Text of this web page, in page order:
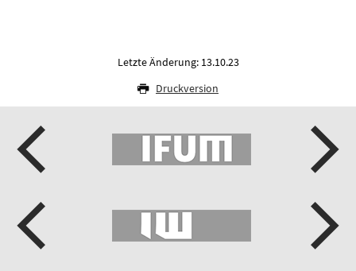
Letzte Änderung: 13.10.23
Druckversion